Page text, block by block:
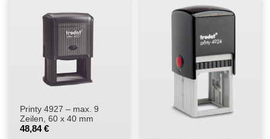
Printy 4927 – max. 9
Zeilen, 60 x 40 mm
48,84€